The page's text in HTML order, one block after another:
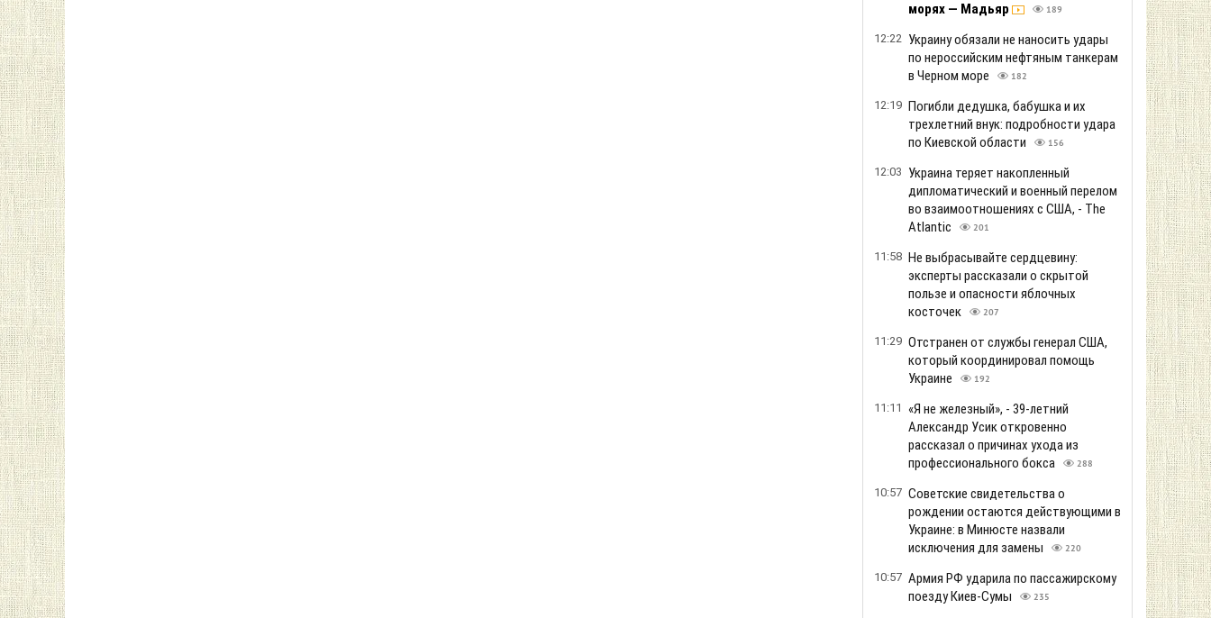
морях — Мадьяр
189
12:22 Украину обязали не наносить удары
по нероссийским нефтяным танкерам
в Черном море
182
12:19 Погибли дедушка, бабушка и их
трехлетний внук: подробности удара
по Киевской области
156
12:03 Украина теряет накопленный
дипломатический и военный перелом
во взаимоотношениях с США, - The
Atlantic
201
11:58 Не выбрасывайте сердцевину:
эксперты рассказали о скрытой
пользе и опасности яблочных
косточек
207
11:29 Отстранен от службы генерал США,
который координировал помощь
Украине
192
11:11
«Я не железный», - 39-летний
Александр Усик откровенно
рассказал о причинах ухода из
профессионального бокса
288
10:57 Советские свидетельства о
рождении остаются действующими в
Украине: в Минюсте назвали
исключения для замены
220
10:57 Армия РФ ударила по пассажирскому
поезду Киев-Сумы
235